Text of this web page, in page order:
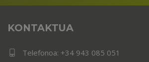
KONTAKTUA
Telefonoa: +34 943 085 051